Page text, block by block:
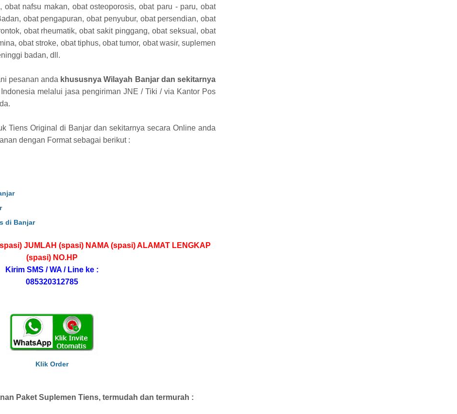
obat nafsu makan, obat osteoporosis, obat paru - paru, obat
obat pengapuran, obat penyubur, obat persendian, obat
obat rheumatik, obat sakit pinggang, obat seksual, obat
obat stroke, obat tiphus, obat tumor, obat wasir, suplemen
badan, dll.
pesanan anda khususnya Wilayah Banjar dan sekitarnya
melalui jasa pengiriman JNE / Tiki / via Kantor Pos
Tiens Original di Banjar dan sekitarnya secara Online anda
dengan Format sebagai berikut :
di Banjar
JUMLAH (spasi) NAMA (spasi) ALAMAT LENGKAP
(spasi) NO.HP
Kirim SMS / WA / Line ke :
085320312785
Klik Order
Paket Suplemen Tiens, termudah dan termurah :